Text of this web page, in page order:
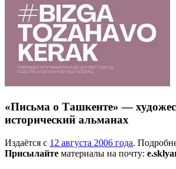
«Письма о Ташкенте» —
исторический альманах
Издаётся с 12 августа 2006 года.
Присылайте материалы на почту: